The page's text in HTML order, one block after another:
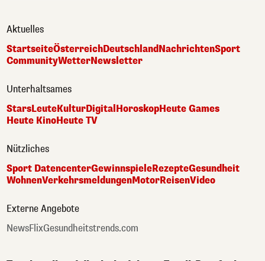
Aktuelles
StartseiteÖsterreichDeutschlandNachrichtenSport
CommunityWetterNewsletter
Unterhaltsames
StarsLeuteKulturDigitalHoroskopHeute Games
Heute KinoHeute TV
Nützliches
Sport DatencenterGewinnspieleRezepteGesundheit
WohnenVerkehrsmeldungenMotorReisenVideo
Externe Angebote
NewsFlixGesundheitstrends.com